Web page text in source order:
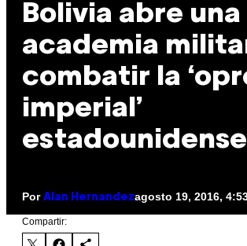
Bolivia abre
academia
combatir la
imperial’
estadounidense
Por Alan Hernandezagosto 19, 2016,
Compartir: